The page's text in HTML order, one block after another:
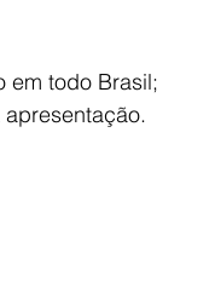
em todo Brasil;